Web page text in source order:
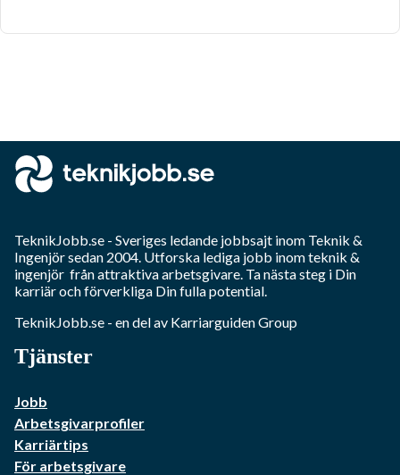
TeknikJobb.se - Sveriges ledande jobbsajt inom Teknik &
Ingenjörsedan 2004. Utforska lediga jobb inomteknik &
ingenjör från attraktiva arbetsgivare. Ta nästa steg i Din
karriär och förverkliga Din fulla potential.
TeknikJobb.se - en del av Karriarguiden Group
Tjänster
Jobb
Arbetsgivarprofiler
Karriärtips
För arbetsgivare